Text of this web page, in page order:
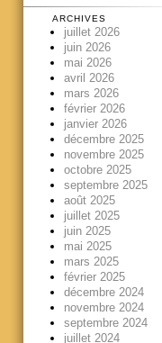
ARCHIVES
juillet 2026
juin 2026
mai 2026
avril 2026
mars 2026
février 2026
janvier 2026
décembre 2025
novembre 2025
octobre 2025
septembre 2025
août 2025
juillet 2025
juin 2025
mai 2025
mars 2025
février 2025
décembre 2024
novembre 2024
septembre 2024
juillet 2024